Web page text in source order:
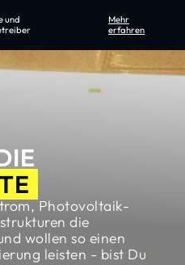
und
Mehr
erfahren
Photovoltaik-
die
wollen so einen
leisten - bist Du